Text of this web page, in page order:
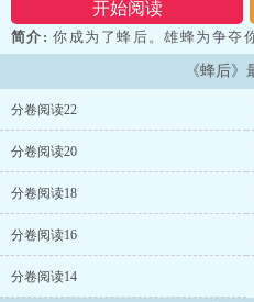
开始阅读
简介: 你成为了蜂后。雄蜂为争夺
忠诚。但对你来说——这一切都是
生殖工具。变态痴汉舔狗雄蜂们x
称。2、内含扶她。3、NP，五个
文星際...
《蜂后
分卷阅读22
分卷阅读20
分卷阅读18
分卷阅读16
分卷阅读14